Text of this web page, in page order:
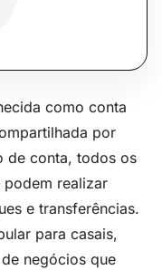
como conta
por
de conta, todos os
podem realizar
e transferências.
para casais,
negócios que